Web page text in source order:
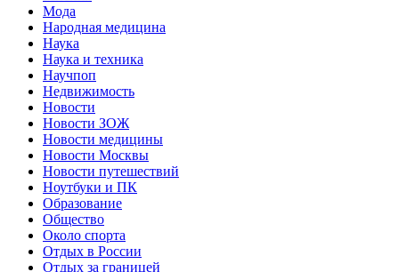
Мода
Народная медицина
Наука
Наука и техника
Научпоп
Недвижимость
Новости
Новости ЗОЖ
Новости медицины
Новости Москвы
Новости путешествий
Ноутбуки и ПК
Образование
Общество
Около спорта
Отдых в России
Отдых за границей